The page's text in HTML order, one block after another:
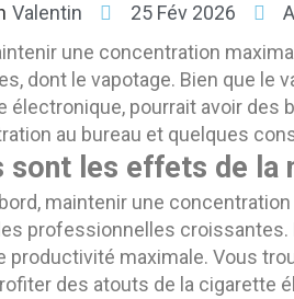
Valentin 25 Fév 2026
une concentration
dont le vapotage. Bien que le
électronique, pourrait avoir
au bureau et quelques
sont les effets de la
maintenir une
professionnelles
productivité maximale. Vous
des atouts de la cigarette